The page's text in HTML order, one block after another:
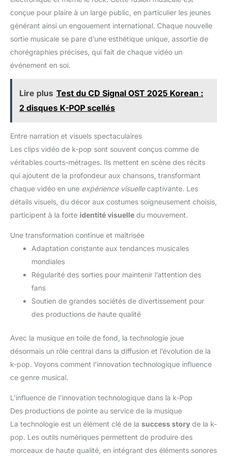
conçue pour plaire à un large public, en particulier les jeunes
générant ainsi un engouement international. Chaque nouvelle
sortie musicale se pare d’une esthétique unique, assortie de
chorégraphies précises, qui fait de chaque vidéo un
événement en soi.
Lire plus Test du CD Signal OST 2025 Korean :
2 disques K-POP scellés
Entre narration et visuels spectaculaires
Les clips vidéo de k-pop sont souvent conçus comme de
véritables courts-métrages. Ils mettent en scène des récits
qui ajoutent de la profondeur aux chansons, transformant
chaque vidéo en une expérience visuellecaptivante. Les
détails visuels, du décor aux costumes soigneusement choisis,
participent à la forte identité visuelle du mouvement.
Une transformation continue et maîtrisée
Adaptation constante aux tendances musicales
mondiales
Régularité des sorties pour maintenir l’attention des
fans
Soutien de grandes sociétés de divertissement pour
des productions de haute qualité
Avec la musique en toile de fond, la technologie joue
désormais un rôle central dans la diffusion et l’évolution de la
k-pop. Voyons comment l’innovation technologique influence
ce genre musical.
L’influence de l’innovation technologique dans la k-Pop
Des productions de pointe au service de la musique
La technologie est un élément clé de la success story de la k-
pop. Les outils numériques permettent de produire des
morceaux de haute qualité, en intégrant des éléments sonores